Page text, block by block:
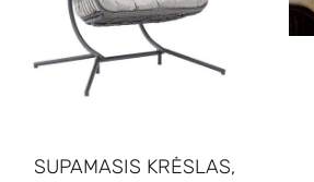
SUPAMASIS KRĖSLAS,